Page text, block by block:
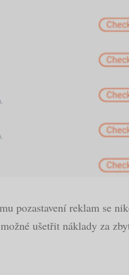
pozastavení reklam se
ušetřit náklady za